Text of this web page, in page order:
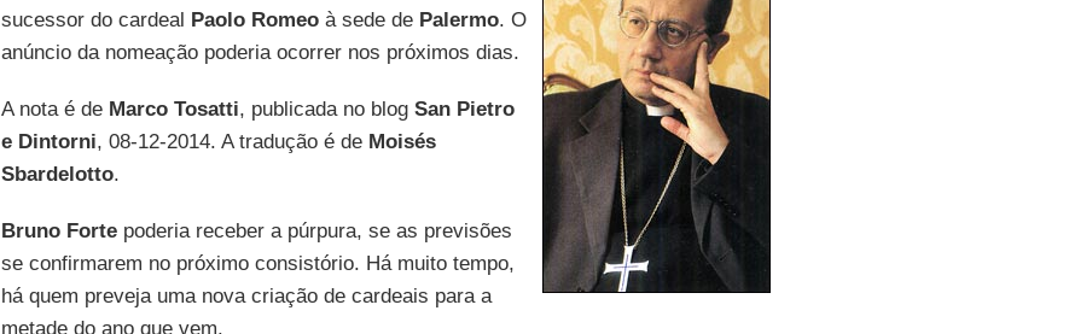
sucessor do cardeal Paolo Romeoà sede de Palermo. O
anúncio da nomeação poderia ocorrer nos próximos dias.
A nota é de Marco Tosatti, publicada no blog San Pietro
e Dintorni, 08-12-2014. A tradução é de Moisés
Sbardelotto.
Bruno Fortepoderia receber a púrpura, se as previsões
se confirmarem no próximo consistório. Há muito tempo,
há quem preveja uma nova criação de cardeais para a
metade do ano que vem.